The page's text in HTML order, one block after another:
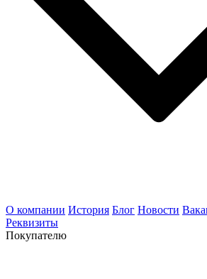
О компании История Блог Новости
Реквизиты
Покупателю